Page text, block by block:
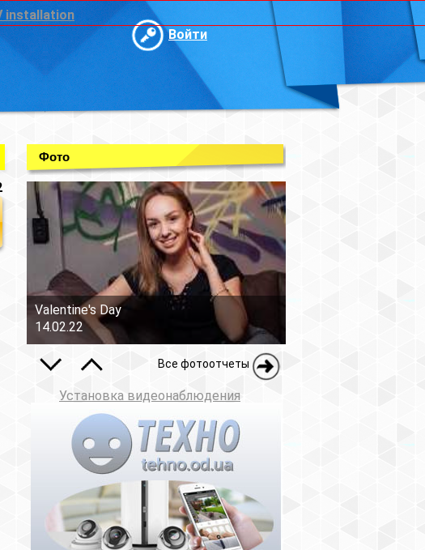
installation
Войти
Фото
Valentine's Day
14.02.22
Все фотоотчеты
Установка видеонаблюдения